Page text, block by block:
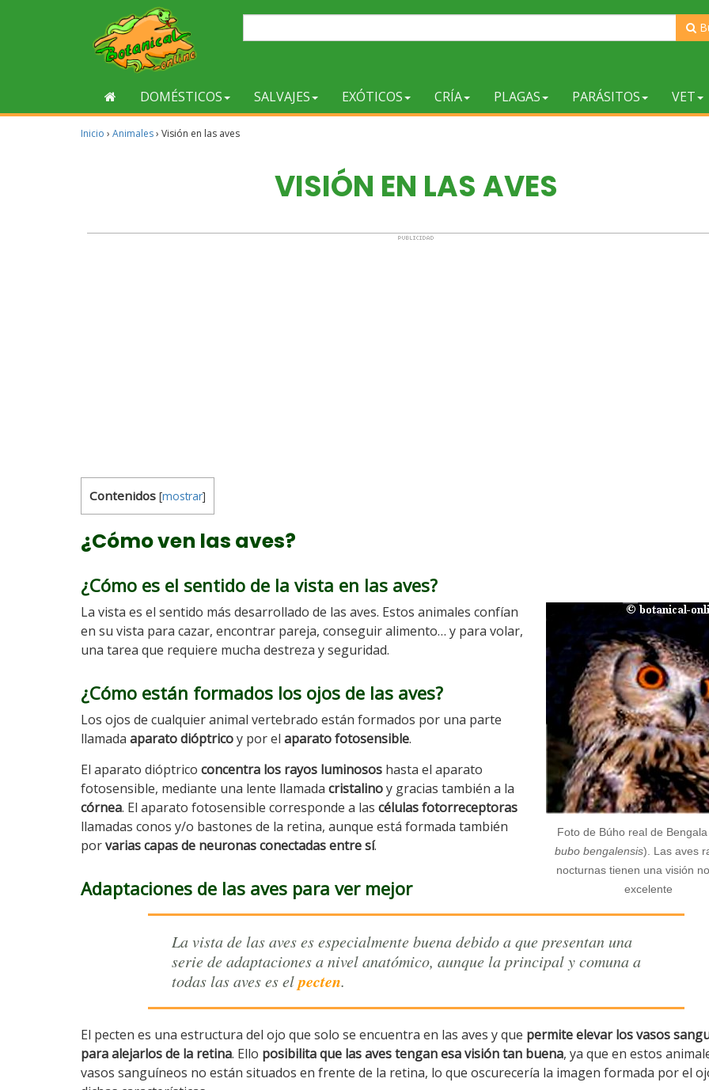
DOMÉSTICOS SALVAJES EXÓTICOS CRÍA PLAGAS PARÁSITOS VET
Inicio › Animales› Visión en las aves
VISIÓN EN LAS AVES
Contenidos [mostrar]
¿Cómo ven las aves?
¿Cómo es el sentido de la vista en las aves?
Foto de Búho real de
bubo bengalensis). Las aves
nocturnas tienen una visión
excelente
La vista es el sentido más desarrollado de las aves. Estos animales confían
en su vista para cazar, encontrar pareja, conseguir alimento… y para volar,
una tarea que requiere mucha destreza y seguridad.
¿Cómo están formados los ojos de las aves?
Los ojos de cualquier animal vertebrado están formados por una parte
llamada aparato dióptricoy por el aparato fotosensible.
El aparato dióptrico concentra los rayos luminosos hasta el aparato
fotosensible, mediante una lente llamada cristalinoy gracias también a la
córnea. El aparato fotosensible corresponde a las células fotorreceptoras
llamadas conos y/o bastones de la retina, aunque está formada también
porvarias capas de neuronas conectadas entre sí.
Adaptaciones de las aves para ver mejor
La vista de las aves es especialmente buena debido a que presentan una
serie de adaptaciones a nivel anatómico, aunque la principal y comuna a
todas las aves es elpecten.
El pecten es una estructura del ojo que solo se encuentra en las aves y que permite elevar los vasos
para alejarlos de la retina. Ello posibilita que las aves tengan esa visión tan buena, ya que en estos
vasos sanguíneos no están situados en frente de la retina, lo que oscurecería la imagen formada por el